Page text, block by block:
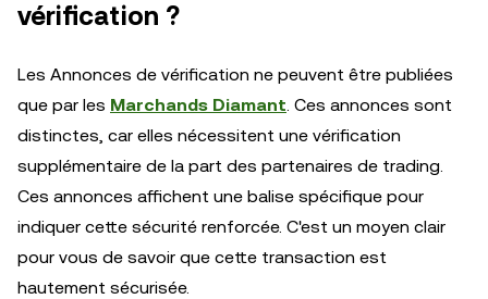
vérification ?
Les Annonces de vérification ne peuvent être publiées
que par les Marchands Diamant. Ces annonces sont
distinctes, car elles nécessitent une vérification
supplémentaire de la part des partenaires de trading.
Ces annonces affichent une balise spécifique pour
indiquer cette sécurité renforcée. C'est un moyen clair
pour vous de savoir que cette transaction est
hautement sécurisée.